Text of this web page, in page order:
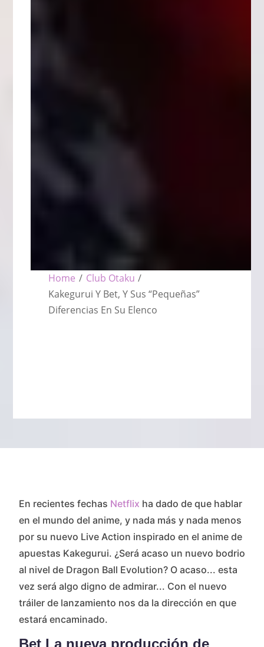
Home / Club Otaku /
Kakegurui Y Bet, Y Sus “Pequeñas”
Diferencias En Su Elenco
En recientes fechas Netflix ha dado de que hablar
en el mundo del anime, y nada más y nada menos
por su nuevo Live Action inspirado en el anime de
apuestas Kakegurui. ¿Será acaso un nuevo bodrio
al nivel de Dragon Ball Evolution? O acaso... esta
vez será algo digno de admirar... Con el nuevo
tráiler de lanzamiento nos da la dirección en que
estará encaminado.
Bet La nueva producción de